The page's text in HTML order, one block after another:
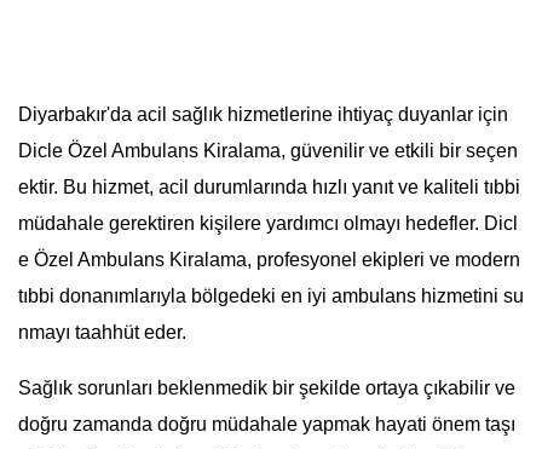
Diyarbakır'da acil sağlık hizmetlerine ihtiyaç duyanlar için
Dicle Özel Ambulans Kiralama, güvenilir ve etkili bir seçen
ektir. Bu hizmet, acil durumlarında hızlı yanıt ve kaliteli tıbbi
müdahale gerektiren kişilere yardımcı olmayı hedefler. Dicl
e Özel Ambulans Kiralama, profesyonel ekipleri ve modern
tıbbi donanımlarıyla bölgedeki en iyi ambulans hizmetini su
nmayı taahhüt eder.
Sağlık sorunları beklenmedik bir şekilde ortaya çıkabilir ve
doğru zamanda doğru müdahale yapmak hayati önem taşı